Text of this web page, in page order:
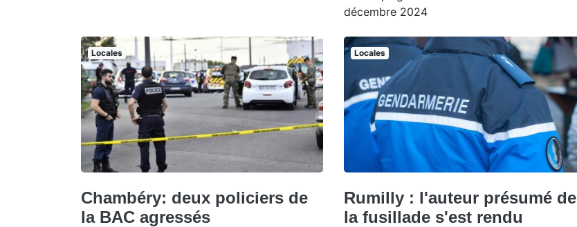
décembre 2024
Locales
Chambéry: deux policiers de
la BAC agressés
Locales
Rumilly : l'auteur présumé de
la fusillade s'est rendu